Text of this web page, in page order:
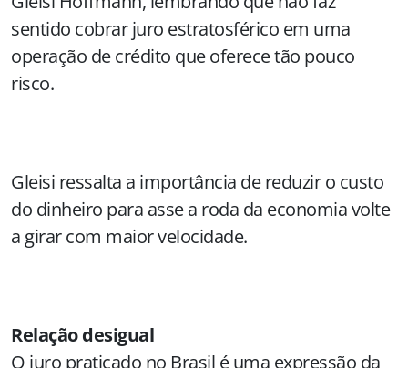
sentido cobrar juro estratosférico em uma
operação de crédito que oferece tão pouco
risco.
Gleisi ressalta a importância de reduzir o custo
do dinheiro para asse a roda da economia volte
a girar com maior velocidade.
Relação desigual
O juro praticado no Brasil é uma expressão da